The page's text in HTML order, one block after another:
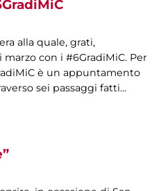
alla quale, grati,
con i #6GradiMiC. Per
è un appuntamento
sei passaggi fatti…